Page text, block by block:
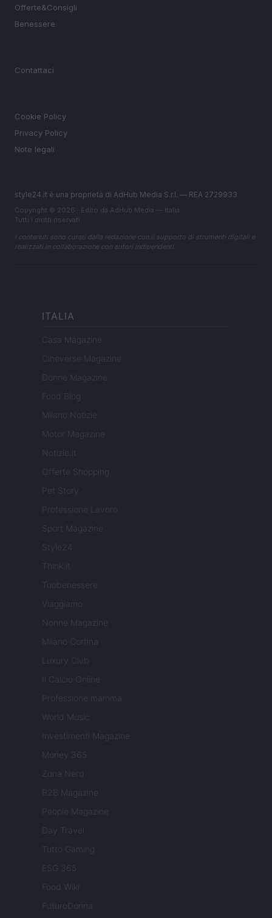
Offerte&Consigli
Benessere
Contattaci
Cookie Policy
Privacy Policy
Note legali
style24.it è una proprietà di AdHub Media S.r.l. — REA 2729933
Copyright © 2026 · Edito da AdHub Media — Italia
Tutti i diritti riservati
I contenuti sono curati dalla redazione con il supporto di strumenti digitali e
realizzati in collaborazione con autori indipendenti.
ITALIA
Casa Magazine
Cineverse Magazine
Donne Magazine
Food Blog
Milano Notizie
Motor Magazine
Notizie.it
Offerte Shopping
Pet Story
Professione Lavoro
Sport Magazine
Style24
Think.it
Tuobenessere
Viaggiamo
Nonne Magazine
Milano Cortina
Luxury Club
Il Calcio Online
Professione mamma
World Music
Investimenti Magazine
Money 365
Zona Nerd
B2B Magazine
People Magazine
Day Travel
Tutto Gaming
ESG 365
Food Wiki
FuturoDonna